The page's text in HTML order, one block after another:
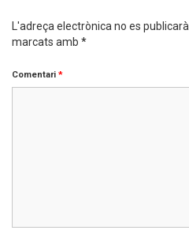
L'adreça electrònica no es publicarà.
marcats amb *
Comentari *